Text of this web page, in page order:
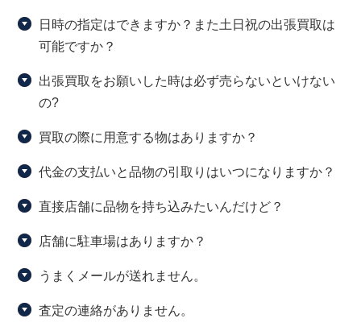
日時の指定はできますか？また土日祝の出張買取は
可能ですか？
出張買取をお願いした時は必ず売らないといけない
の?
買取の際に用意する物はありますか？
代金の支払いと品物の引取りはいつになりますか？
直接店舗に品物を持ち込みたいんだけど？
店舗に駐車場はありますか？
うまくメールが送れません。
査定の連絡がありません。